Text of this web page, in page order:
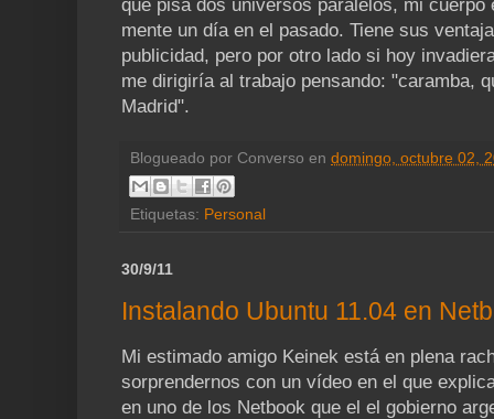
que pisa dos universos paralelos, mi cuerpo
mente un día en el pasado. Tiene sus
publicidad, pero por otro lado si hoy
me dirigiría al trabajo pensando: "caramba,
Madrid".
Blogueado por Converso en domingo, octubre 02,
Etiquetas: Personal
30/9/11
Instalando Ubuntu 11.04 en
Mi estimado amigo Keinek está en plena
sorprendernos con un vídeo en el que
en uno de los Netbook que el el gobierno